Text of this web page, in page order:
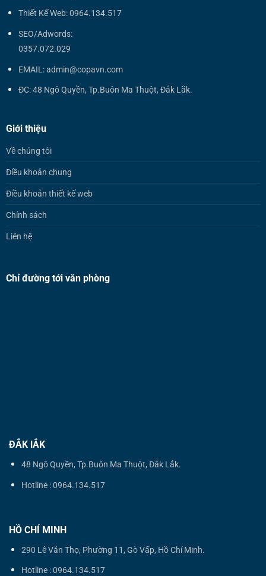
Thiết Kế Web: 0964.134.517
SEO/Adwords:
0357.072.029
EMAIL: admin@copavn.com
ĐC: 48 Ngô Quyền, Tp.Buôn Ma Thuột, Đắk Lắk.
Giới thiệu
Về chúng tôi
Điều khoản chung
Điều khoản thiết kế web
Chính sách
Liên hệ
Chỉ đường tới văn phòng
ĐẮK lẮK
48 Ngô Quyền, Tp.Buôn Ma Thuột, Đắk Lắk.
Hotline : 0964.134.517
HỒ CHÍ MINH
290 Lê Văn Thọ, Phường 11, Gò Vấp, Hồ Chí Minh.
Hotline : 0964.134.517